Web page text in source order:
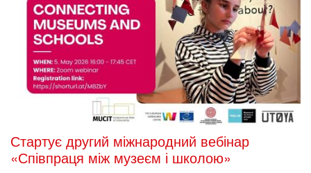
Стартує другий міжнародний вебінар
«Співпраця між музеєм і школою»